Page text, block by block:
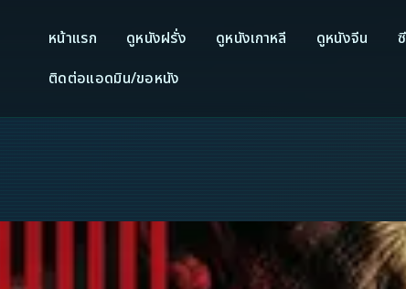
หน้าแรก ดูหนังฝรั่ง ดูหนังเกาหลี ดูหนังจีน
ติดต่อแอดมิน/ขอหนัง